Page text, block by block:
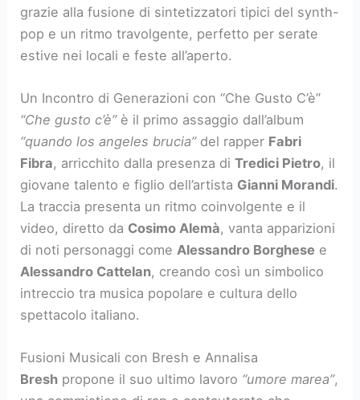
grazie alla fusione di sintetizzatori tipici del synth-
pop e un ritmo travolgente, perfetto per serate
estive nei locali e feste all’aperto.
Un Incontro di Generazioni con “Che Gusto C’è”
“Che gusto c’è”è il primo assaggio dall’album
“quando los angeles brucia”del rapper Fabri
Fibra, arricchito dalla presenza diTredici Pietro, il
giovane talento e figlio dell’artista Gianni Morandi.
La traccia presenta un ritmo coinvolgente e il
video, diretto da Cosimo Alemà, vanta apparizioni
di noti personaggi comeAlessandro Borghese e
Alessandro Cattelan, creando così un simbolico
intreccio tra musica popolare e cultura dello
spettacolo italiano.
Fusioni Musicali con Bresh e Annalisa
Bresh propone il suo ultimo lavoro “umore marea”,